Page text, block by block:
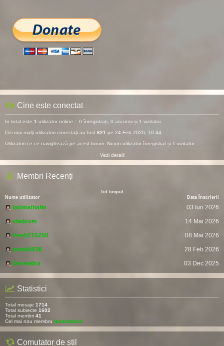
Cine este conectat
In total este 1 utilizator online :: 0 înregistrați, 0 ascunși și 1 vizitator
Cei mai mulţi utilizatori conectaţi au fost 621 pe 24 Feb 2026, 10:44
Utilizatori ce ce navighează pe acest forum: Niciun utilizator înregistrat și 1 vizitator
Vezi detalii
Membri Recenți
Tot timpul
Nume utilizator
Data Înscrierii
fatimathahir
03 Iun 2026
vladcvm
14 Mai 2026
fresh215250
08 Mai 2026
pomitil436
28 Feb 2026
Devendra
03 Dec 2025
Statistici
Total mesaje 1714
Total subiecte 1602
Total membri 41
Cel mai nou membru fatimathahir
Comutator de stil